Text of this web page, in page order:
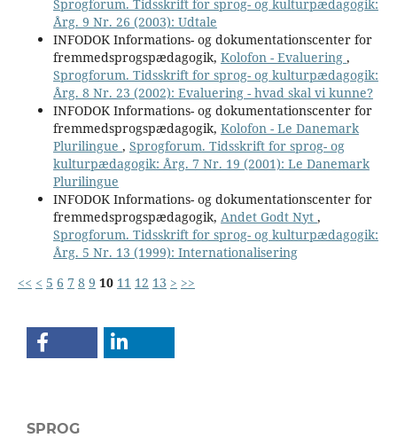
Sprogforum. Tidsskrift for sprog- og kulturpædagogik:
Årg. 9 Nr. 26 (2003): Udtale
INFODOK Informations- og dokumentationscenter for
fremmedsprogspædagogik, Kolofon - Evaluering ,
Sprogforum. Tidsskrift for sprog- og kulturpædagogik:
Årg. 8 Nr. 23 (2002): Evaluering - hvad skal vi kunne?
INFODOK Informations- og dokumentationscenter for
fremmedsprogspædagogik, Kolofon - Le Danemark
Plurilingue , Sprogforum. Tidsskrift for sprog- og
kulturpædagogik: Årg. 7 Nr. 19 (2001): Le Danemark
Plurilingue
INFODOK Informations- og dokumentationscenter for
fremmedsprogspædagogik, Andet Godt Nyt ,
Sprogforum. Tidsskrift for sprog- og kulturpædagogik:
Årg. 5 Nr. 13 (1999): Internationalisering
<< < 5 6 7 8 9 10 11 12 13 > >>
SPROG